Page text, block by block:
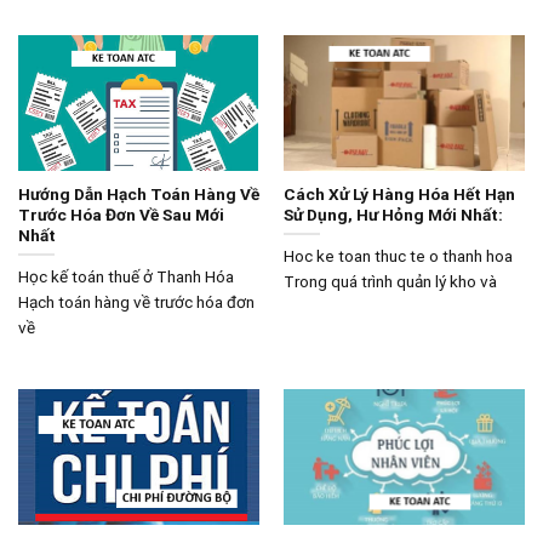
Hướng Dẫn Hạch Toán Hàng Về
Trước Hóa Đơn Về Sau Mới
Nhất
Học kế toán thuế ở Thanh Hóa
Hạch toán hàng về trước hóa đơn
về
Cách Xử Lý Hàng Hóa Hết Hạn
Sử Dụng, Hư Hỏng Mới Nhất:
Hoc ke toan thuc te o thanh hoa
Trong quá trình quản lý kho và